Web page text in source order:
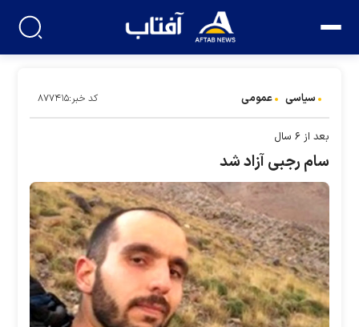
سیاسی عمومی کد خبر:۸۷۷۴۱۵
بعد از ۶ سال
سام رجبی آزاد شد